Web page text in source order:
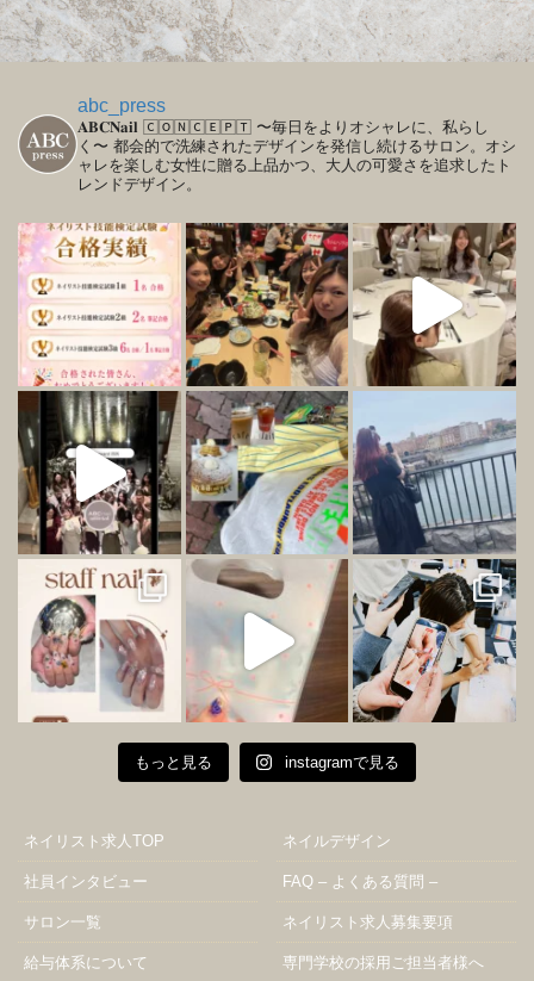
abc_press
𝐀𝐁𝐂𝐍𝐚𝐢𝐥 🄲🄾🄽🄲🄴🄿🅃 〜毎日をよりオシャレに、私らし
く〜 都会的で洗練されたデザインを発信し続けるサロン。オシ
ャレを楽しむ女性に贈る上品かつ、大人の可愛さを追求したト
レンドデザイン。
もっと見る instagramで見る
ネイリスト求人TOP
社員インタビュー
サロン一覧
給与体系について
ネイルデザイン
FAQ – よくある質問 –
ネイリスト求人募集要項
専門学校の採用ご担当者様へ